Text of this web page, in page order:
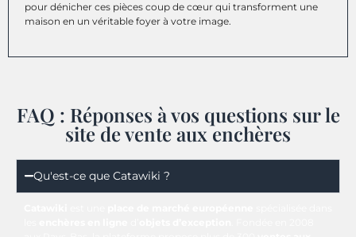
pour dénicher ces pièces coup de cœur qui transforment une
maison en un véritable foyer à votre image.
FAQ : Réponses à vos questions sur le
site de vente aux enchères
Qu'est-ce que Catawiki ?